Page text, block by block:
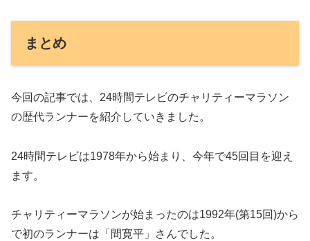
まとめ
今回の記事では、24時間テレビのチャリティーマラソン
の歴代ランナーを紹介していきました。
24時間テレビは1978年から始まり、今年で45回目を迎え
ます。
チャリティーマラソンが始まったのは1992年(第15回)から
で初のランナーは「間寛平」さんでした。